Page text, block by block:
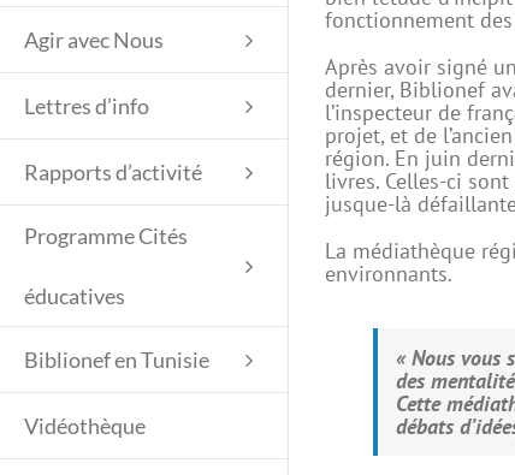
Agir avec Nous
Lettres d’info
Rapports d’activité
Programme Cités
éducatives
Biblionef en Tunisie
Vidéothèque
fonctionnement
Après avoir signé
dernier, Biblionef
l’inspecteur de
projet, et de
région. En juin
livres. Celles-ci
jusque-là
La médiathèque
environnants.
« Nous vous
des
Cette
débats